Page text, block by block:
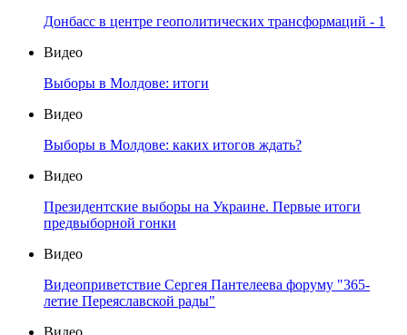
Донбасс в центре геополитических трансформаций - 1
Видео
Выборы в Молдове: итоги
Видео
Выборы в Молдове: каких итогов ждать?
Видео
Президентские выборы на Украине. Первые итоги
предвыборной гонки
Видео
Видеоприветствие Сергея Пантелеева форуму "365-
летие Переяславской рады"